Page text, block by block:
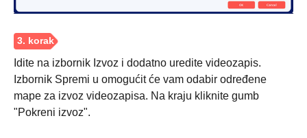
Idite na izbornik Izvoz i dodatno uredite videozapis.
Izbornik Spremi u omogućit će vam odabir određene
mape za izvoz videozapisa. Na kraju kliknite gumb
"Pokreni izvoz".